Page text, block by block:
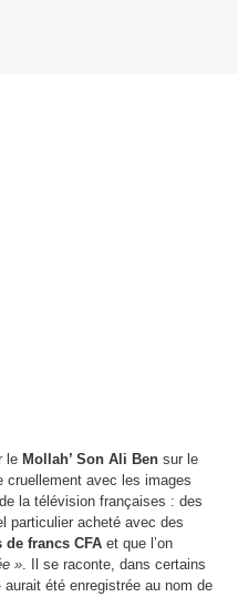
le Mollah’ Son Ali Ben sur le
cruellement avec les images
la télévision françaises : des
particulier acheté avec des
francs CFA et que l’on
». Il se raconte, dans certains
aurait été enregistrée au nom de